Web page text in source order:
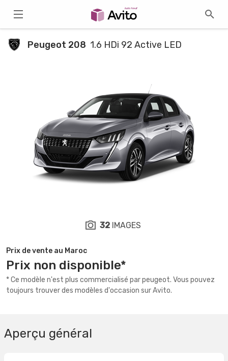
Peugeot 208 1.6 HDi 92 Active LED
Prix de vente au Maroc
Prix non disponible*
* Ce modèle n'est plus commercialisé par peugeot. Vous pouvez
toujours trouver des modèles d'occasion sur Avito.
32 IMAGES
Aperçu général